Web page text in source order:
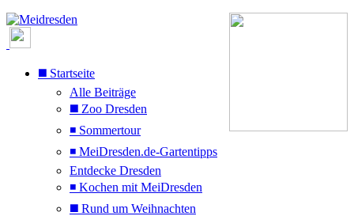
◼️ Startseite
Alle Beiträge
◼️ Zoo Dresden
◾ Sommertour
◾ MeiDresden.de-Gartentipps
Entdecke Dresden
◾ Kochen mit MeiDresden
◼️ Rund um Weihnachten